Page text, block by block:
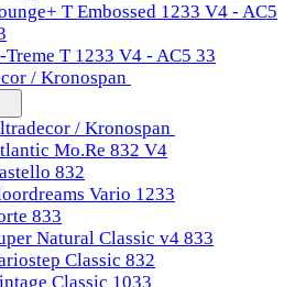
T Embossed 1233 V4 - AC5
Treme T 1233 V4 - AC5 33
/ Kronospan
/ Kronospan
Mo.Re 832 V4
832
Vario 1233
833
Natural Classic v4 833
Classic 832
Classic 1033